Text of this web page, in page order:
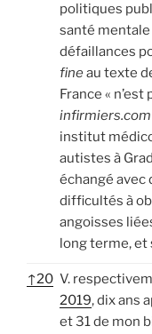
politiques
santé mentale
défaillances
fineau texte
France «
infirmiers.com
institut
autistes à
échangé avec
difficultés à
angoisses
long terme, et
↑20 V.
2019, dix ans
et 31 de mon